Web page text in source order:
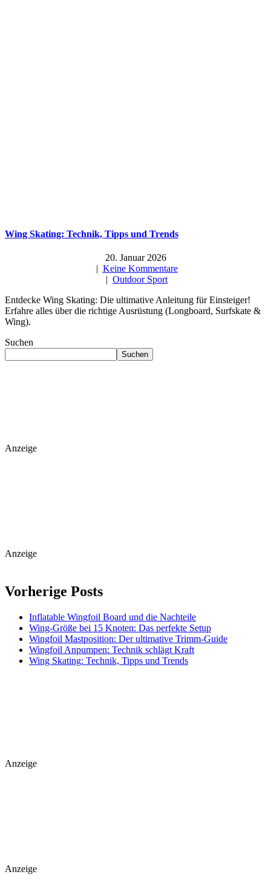
Wing Skating: Technik, Tipps und Trends
20. Januar 2026
| Keine Kommentare
| Outdoor Sport
Entdecke Wing Skating: Die ultimative Anleitung für Einsteiger!
Erfahre alles über die richtige Ausrüstung (Longboard, Surfskate &
Wing).
Suchen
Suchen
Anzeige
Anzeige
Vorherige Posts
Inflatable Wingfoil Board und die Nachteile
Wing-Größe bei 15 Knoten: Das perfekte Setup
Wingfoil Mastposition: Der ultimative Trimm-Guide
Wingfoil Anpumpen: Technik schlägt Kraft
Wing Skating: Technik, Tipps und Trends
Anzeige
Anzeige